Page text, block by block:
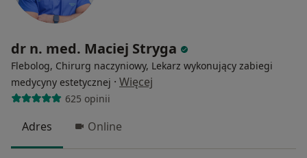
dr n. med. Maciej Stryga
Flebolog, Chirurg naczyniowy, Lekarz wykonujący zabiegi
medycyny estetycznej · Więcej
625 opinii
Adres Online